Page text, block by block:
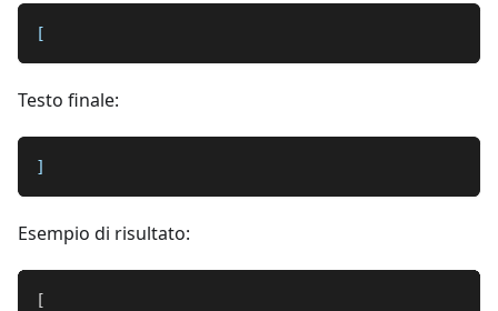
[
Testo finale:
]
Esempio di risultato:
[